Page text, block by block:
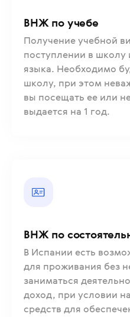
ВНЖ по учебе
Получение учебной
поступлении в школу
языка. Необходимо
школу, при этом
вы посещать ее или
выдается на 1 год.
ВНЖ по
В Испании есть
для проживания без
заниматься
доход, при условии
средств для